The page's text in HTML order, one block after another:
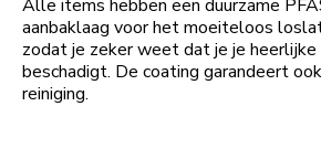
Alle items hebben een duurzame
aanbaklaag voor het moeiteloos
zodat je zeker weet dat je je
beschadigt. De coating garandeert
reiniging.